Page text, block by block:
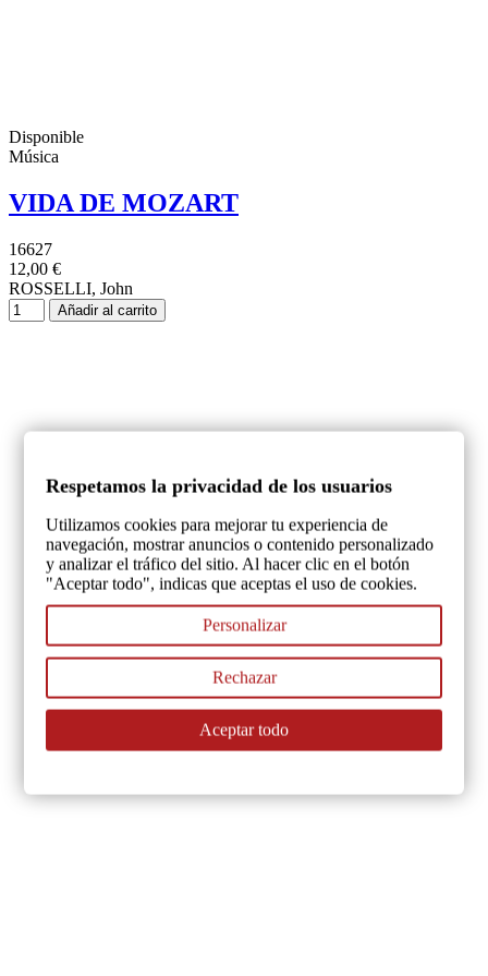
Disponible
Música
VIDA DE MOZART
16627
12,00 €
ROSSELLI, John
Añadir al carrito
Respetamos la privacidad de los usuarios
Utilizamos cookies para mejorar tu experiencia de
navegación, mostrar anuncios o contenido personalizado
y analizar el tráfico del sitio. Al hacer clic en el botón
"Aceptar todo", indicas que aceptas el uso de cookies.
Personalizar
Rechazar
Aceptar todo